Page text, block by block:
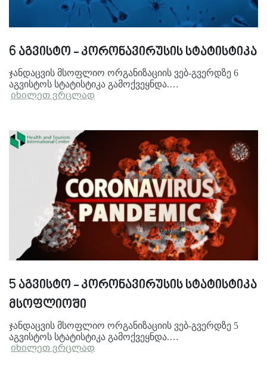
6 აგვისტო - კორონავირუსის სტატისტიკა
ჯანდაცვის მსოფლიო ორგანიზაციის ვებ-გვერდზე 6
აგვისტოს სტატისტიკა გამოქვეყნდა.…
იხილეთ ვრცლად
5 აგვისტო - კორონავირუსის სტატისტიკა
მსოფლიოში
ჯანდაცვის მსოფლიო ორგანიზაციის ვებ-გვერდზე 5
აგვისტოს სტატისტიკა გამოქვეყნდა.…
იხილეთ ვრცლად